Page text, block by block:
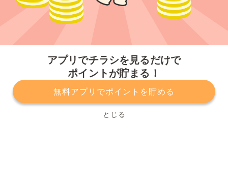
アプリでチラシを見るだけで
ポイントが貯まる！
無料アプリでポイントを貯める
とじる
プライバシーポリシー 利用規約
運営会社
サービスに関してのお問い合わせ